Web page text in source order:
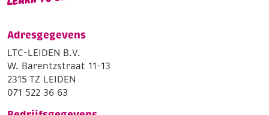
Adresgegevens
LTC-LEIDEN B.V.
W. Barentzstraat 11-13
2315 TZ LEIDEN
071 522 36 63